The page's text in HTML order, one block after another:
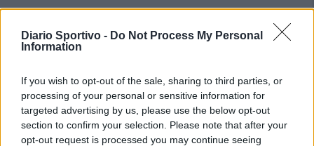
Diario Sportivo - Do Not Process My Personal
Information
If you wish to opt-out of the sale, sharing to third parties, or
processing of your personal or sensitive information for
targeted advertising by us, please use the below opt-out
section to confirm your selection. Please note that after your
opt-out request is processed you may continue seeing
Cabrera, Tesio, Limongelli, Bolzicco e tanti
giovani tra i…
7 Ago 2026
Per Carbonia e Olbia si apre lo spiraglio di